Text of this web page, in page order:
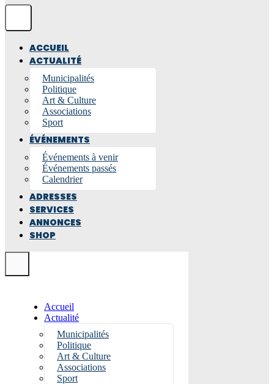
ACCUEIL
ACTUALITÉ
Municipalités
Politique
Art & Culture
Associations
Sport
ÉVÉNEMENTS
Événements à venir
Événements passés
Calendrier
ADRESSES
SERVICES
ANNONCES
SHOP
Accueil
Actualité
Municipalités
Politique
Art & Culture
Associations
Sport